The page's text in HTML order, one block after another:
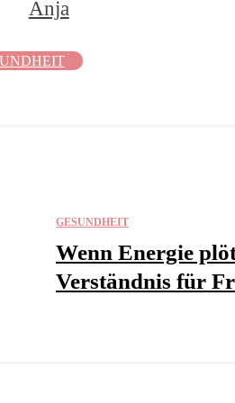
Anja
GESUNDHEIT
Wenn Energie
Verständnis für